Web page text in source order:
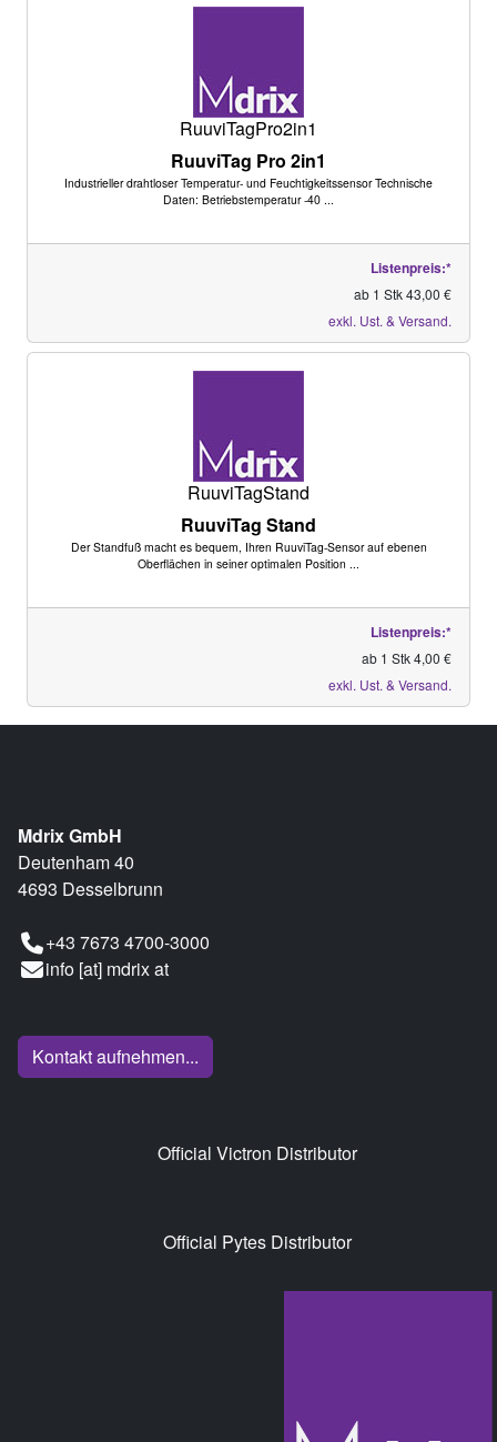
RuuviTagPro2in1
RuuviTag Pro 2in1
Industrieller drahtloser Temperatur- und Feuchtigkeitssensor Technische
Daten: Betriebstemperatur -40 ...
Listenpreis:*
ab 1 Stk 43,00 €
exkl. Ust. & Versand.
RuuviTagStand
RuuviTag Stand
Der Standfuß macht es bequem, Ihren RuuviTag-Sensor auf ebenen
Oberflächen in seiner optimalen Position ...
Listenpreis:*
ab 1 Stk 4,00 €
exkl. Ust. & Versand.
Mdrix GmbH
Deutenham 40
4693 Desselbrunn
+43 7673 4700-3000
info [at] mdrix at
Kontakt aufnehmen...
Official Victron Distributor
Official Pytes Distributor